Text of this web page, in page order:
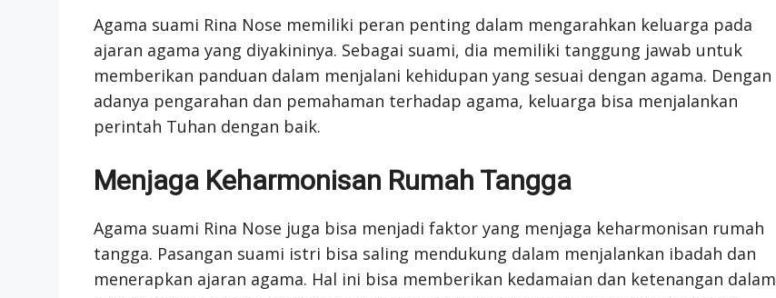
Agama suami Rina Nose memiliki peran penting dalam mengarahkan keluarga pada
ajaran agama yang diyakininya. Sebagai suami, dia memiliki tanggung jawab untuk
memberikan panduan dalam menjalani kehidupan yang sesuai dengan agama. Dengan
adanya pengarahan dan pemahaman terhadap agama, keluarga bisa menjalankan
perintah Tuhan dengan baik.
Menjaga Keharmonisan Rumah Tangga
Agama suami Rina Nose juga bisa menjadi faktor yang menjaga keharmonisan rumah
tangga. Pasangan suami istri bisa saling mendukung dalam menjalankan ibadah dan
menerapkan ajaran agama. Hal ini bisa memberikan kedamaian dan ketenangan dalam